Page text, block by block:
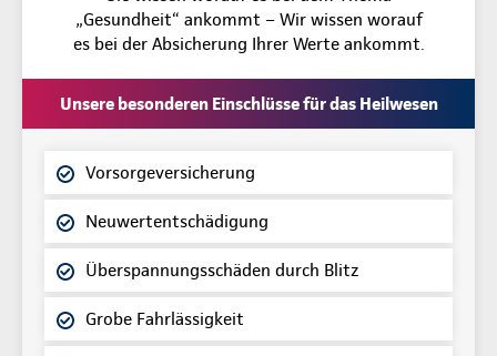
„Gesundheit“ ankommt – Wir wissen worauf
es bei der Absicherung Ihrer Werte ankommt.
Unsere besonderen Einschlüsse für das Heilwesen
Vorsorgeversicherung
Neuwertentschädigung
Überspannungsschäden durch Blitz
Grobe Fahrlässigkeit